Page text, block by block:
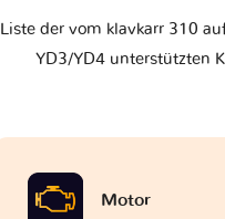
Liste der vom klavkarr 310
YD3/YD4 unterstützten
Motor